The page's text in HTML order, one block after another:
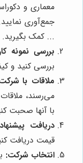
معماری و
جمع‌آوری
... کمک بگیرید.
بررسی نمونه
بررسی کنید و
ملاقات با
می‌رسند،
با آنها صحبت
دریافت
قیمت دریافت
انتخاب شرکت: